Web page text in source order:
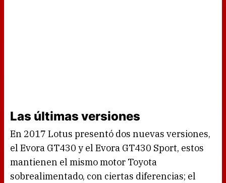
Las últimas versiones
En 2017 Lotus presentó dos nuevas versiones,
el Evora GT430 y el Evora GT430 Sport, estos
mantienen el mismo motor Toyota
sobrealimentado, con ciertas diferencias; el